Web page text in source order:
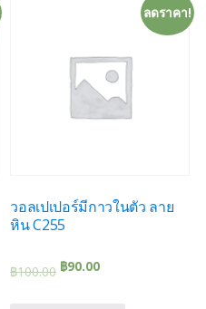
ลดราคา!
วอลเปเปอร์มีกาวในตัว ลาย
หิน C255
฿100.00 ฿90.00